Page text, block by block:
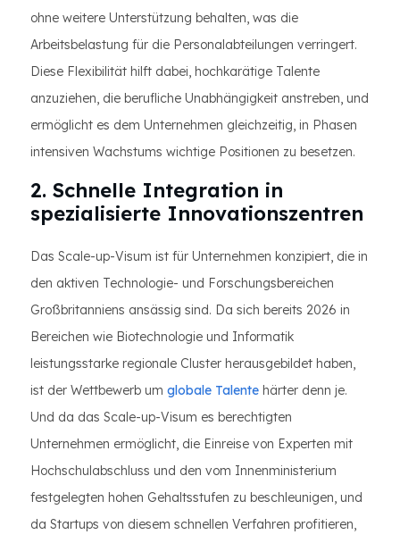
ohne weitere Unterstützung behalten, was die
Arbeitsbelastung für die Personalabteilungen verringert.
Diese Flexibilität hilft dabei, hochkarätige Talente
anzuziehen, die berufliche Unabhängigkeit anstreben, und
ermöglicht es dem Unternehmen gleichzeitig, in Phasen
intensiven Wachstums wichtige Positionen zu besetzen.
2. Schnelle Integration in
spezialisierte Innovationszentren
Das Scale-up-Visum ist für Unternehmen konzipiert, die in
den aktiven Technologie- und Forschungsbereichen
Großbritanniens ansässig sind. Da sich bereits 2026 in
Bereichen wie Biotechnologie und Informatik
leistungsstarke regionale Cluster herausgebildet haben,
ist der Wettbewerb um globale Talente härter denn je.
Und da das Scale-up-Visum es berechtigten
Unternehmen ermöglicht, die Einreise von Experten mit
Hochschulabschluss und den vom Innenministerium
festgelegten hohen Gehaltsstufen zu beschleunigen, und
da Startups von diesem schnellen Verfahren profitieren,